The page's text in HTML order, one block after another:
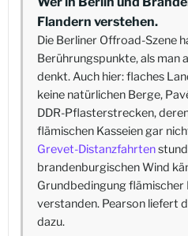
Flandern verstehen.
Die Berliner Offroad-Szene
Berührungspunkte, als man
denkt. Auch hier: flaches
keine natürlichen Berge,
DDR-Pflasterstrecken,
flämischen Kasseien gar
Grevet-Distanzfahrten
brandenburgischen Wind
Grundbedingung
verstanden. Pearson liefert
dazu.